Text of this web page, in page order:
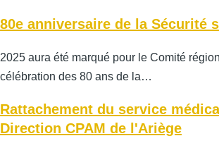
80e anniversaire de la Sécurité
2025 aura été marqué pour le Comité
célébration des 80 ans de la…
Rattachement du service
Direction CPAM de l'Ariège